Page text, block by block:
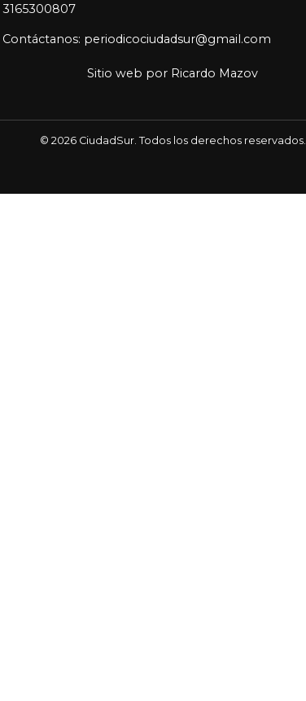
3165300807
Contáctanos: periodicociudadsur@gmail.com
Sitio web por Ricardo Mazov
© 2026 CiudadSur. Todos los derechos reservados.